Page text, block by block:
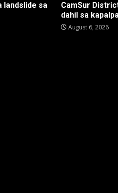
landslide sa
CamSur
dahil sa
August 6, 2026